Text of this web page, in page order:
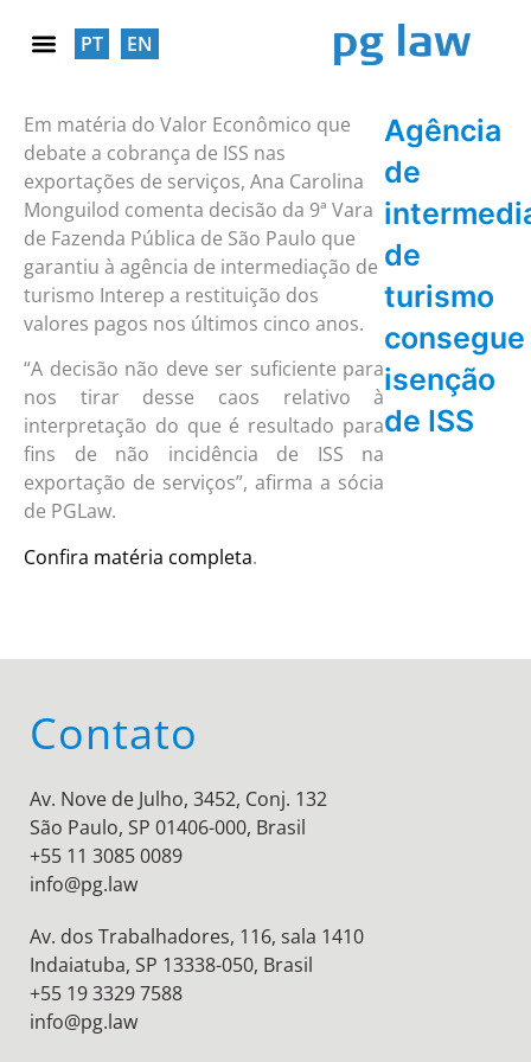
PT EN
Agência
de
de
turismo
consegue
isenção
de ISS
Em matéria do Valor Econômico que
debate a cobrança de ISS nas
exportações de serviços, Ana Carolina
Monguilod comenta decisão da 9ª Vara
de Fazenda Pública de São Paulo que
garantiu à agência de intermediação de
turismo Interep a restituição dos
valores pagos nos últimos cinco anos.
“A decisão não deve ser suficiente para
nos tirar desse caos relativo à
interpretação do que é resultado para
fins de não incidência de ISS na
exportação de serviços”, afirma a sócia
de PGLaw.
Confira matéria completa.
Contato
Av. Nove de Julho, 3452, Conj. 132
São Paulo, SP 01406-000, Brasil
+55 11 3085 0089
info@pg.law
Av. dos Trabalhadores, 116, sala 1410
Indaiatuba, SP 13338-050, Brasil
+55 19 3329 7588
info@pg.law